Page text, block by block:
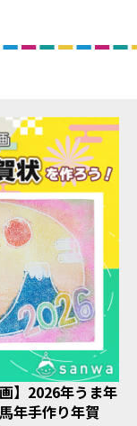
】2026年うま年
年手作り年賀